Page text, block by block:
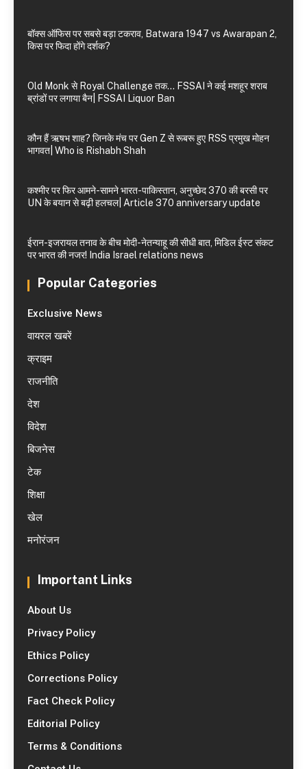
बॉक्स ऑफिस पर सबसे बड़ा टकराव, Batwara 1947 vs Awarapan 2,
किस पर फिदा होंगे दर्शक?
Old Monk से Royal Challenge तक… FSSAI ने कई मशहूर शराब
ब्रांडों पर लगाया बैन| FSSAI Liquor Ban
कौन हैं ऋषभ शाह? जिनके मंच पर Gen Z से रूबरू हुए RSS प्रमुख मोहन
भागवत| Who is Rishabh Shah
कश्मीर पर फिर आमने-सामने भारत-पाकिस्तान, अनुच्छेद 370 की बरसी पर
UN के बयान से बढ़ी हलचल| Article 370 anniversary update
ईरान-इजरायल तनाव के बीच मोदी-नेतन्याहू की सीधी बात, मिडिल ईस्ट संकट
पर भारत की नजर! India Israel relations news
Popular Categories
Exclusive News
वायरल खबरें
क्राइम
राजनीति
देश
विदेश
बिजनेस
टेक
शिक्षा
खेल
मनोरंजन
Important Links
About Us
Privacy Policy
Ethics Policy
Corrections Policy
Fact Check Policy
Editorial Policy
Terms & Conditions